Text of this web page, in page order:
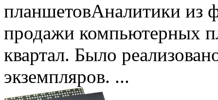
планшетовАналитики из
продажи компьютерных
квартал. Было
экземпляров. ...